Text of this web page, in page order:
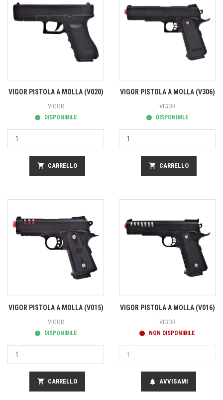
VIGOR PISTOLA A MOLLA (V020)
VIGOR
DISPONIBILE
shopping_cart CARRELLO
VIGOR PISTOLA A MOLLA (V306)
VIGOR
DISPONIBILE
shopping_cart CARRELLO
VIGOR PISTOLA A MOLLA (V015)
VIGOR
DISPONIBILE
shopping_cart CARRELLO
VIGOR PISTOLA A MOLLA (V016)
VIGOR
NON DISPONIBILE
notifications AVVISAMI